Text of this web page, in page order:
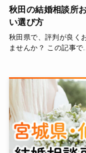
秋田の結婚相談所
い選び方
秋田県で、評判が良く
ませんか？ この記事で...